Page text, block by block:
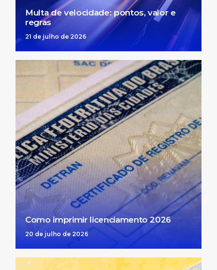
Multa de velocidade: pontos, valor e
regras
21 de julho de 2026
Como imprimir licenciamento 2026
20 de julho de 2026